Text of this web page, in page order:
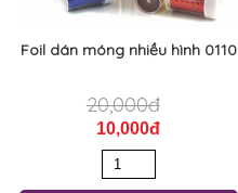
Foil dán móng nhiều hình 0110
20,000đ
10,000đ